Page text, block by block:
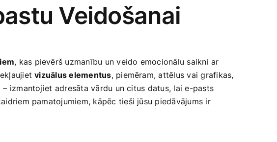
Veidošanai
, kas pievērš uzmanību un veido​ emocionālu saikni ar
vizuālus ​elementus, piemēram, attēlus vai grafikas,
izmantojiet⁢ adresāta vārdu un citus datus, lai e-pasts
pamatojumiem, kāpēc tieši jūsu piedāvājums ir